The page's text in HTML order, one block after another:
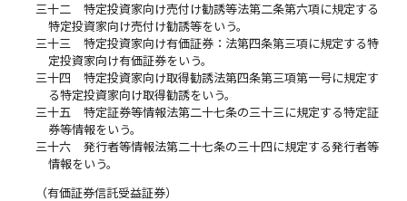
三十二
特定投資家向け売付け勧誘等法第二条第六項に規定する
特定投資家向け売付け勧誘等をいう。
三十三
特定投資家向け有価証券：法第四条第三項に規定する特
定投資家向け有価証券をいう。
三十四
特定投資家向け取得勧誘法第四条第三項第一号に規定す
る特定投資家向け取得勧誘をいう。
三十五
特定証券等情報法第二十七条の三十三に規定する特定証
券等情報をいう。
三十六
発行者等情報法第二十七条の三十四に規定する発行者等
情報をいう。
（有価証券信託受益証券）